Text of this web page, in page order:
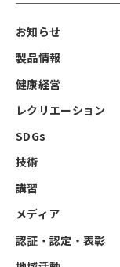
お知らせ
製品情報
健康経営
レクリエーション
SDGs
技術
講習
メディア
認証・認定・表彰